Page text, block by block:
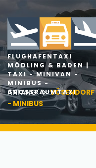
FLUGHAFENTAXI
MÖDLING & BADEN |
TAXI - MINIVAN -
MINIBUS -
GROSSRAUMTAXI
ANFANG
- MINIBUS